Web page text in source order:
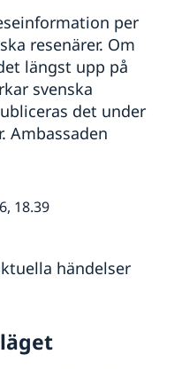
per
resenärer. Om
längst upp på
svenska
det under
Ambassaden
18.39
händelser